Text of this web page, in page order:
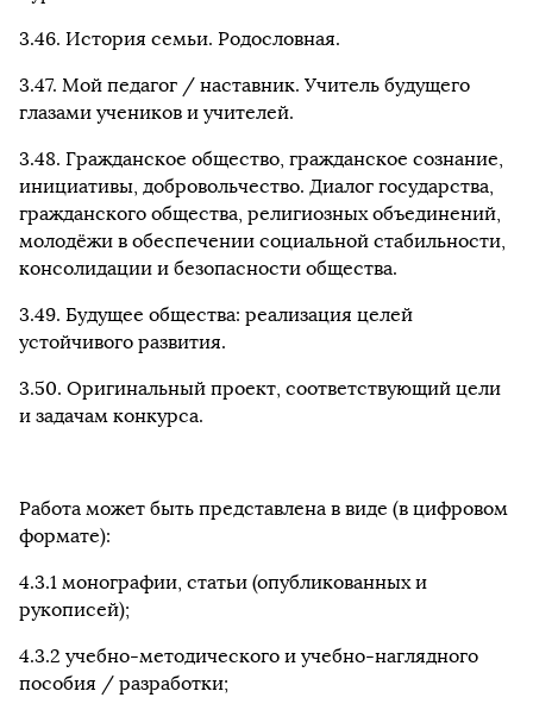
3.46. История семьи. Родословная.
3.47. Мой педагог / наставник. Учитель будущего
глазами учеников и учителей.
3.48. Гражданское общество, гражданское сознание,
инициативы, добровольчество. Диалог государства,
гражданского общества, религиозных объединений,
молодёжи в обеспечении социальной стабильности,
консолидации и безопасности общества.
3.49. Будущее общества: реализация целей
устойчивого развития.
3.50. Оригинальный проект, соответствующий цели
и задачам конкурса.
Работа может быть представлена в виде (в цифровом
формате):
4.3.1 монографии, статьи (опубликованных и
рукописей);
4.3.2 учебно-методического и учебно-наглядного
пособия / разработки;